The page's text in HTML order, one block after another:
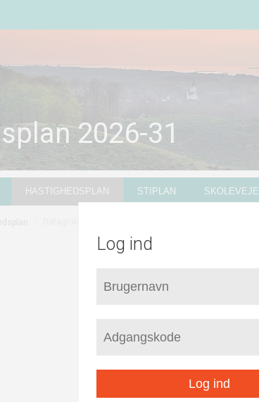
2026-31
HASTIGHEDSPLAN STIPLAN SKOLEVEJE
Log ind
Log ind